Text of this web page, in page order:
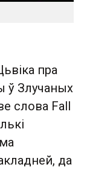
пра
ў Злучаных
слова Fall
да